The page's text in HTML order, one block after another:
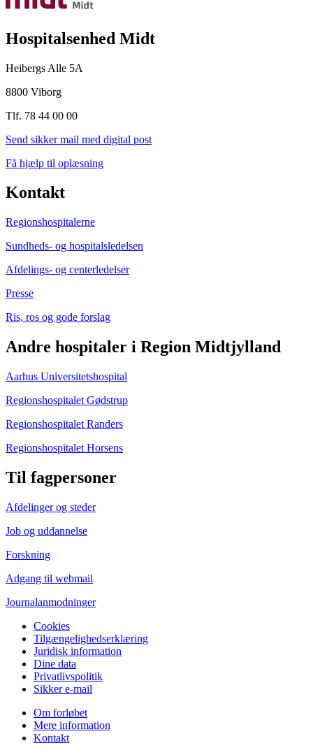
Hospitalsenhed Midt
Heibergs Alle 5A
8800 Viborg
Tlf. 78 44 00 00
Send sikker mail med digital post
Få hjælp til oplæsning
Kontakt
Regionshospitalerne
Sundheds- og hospitalsledelsen
Afdelings- og centerledelser
Presse
Ris, ros og gode forslag
Andre hospitaler i Region Midtjylland
Aarhus Universitetshospital
Regionshospitalet Gødstrup
Regionshospitalet Randers
Regionshospitalet Horsens
Til fagpersoner
Afdelinger og steder
Job og uddannelse
Forskning
Adgang til webmail
Journalanmodninger
Cookies
Tilgængelighedserklæring
Juridisk information
Dine data
Privatlivspolitik
Sikker e-mail
Om forløbet
Mere information
Kontakt